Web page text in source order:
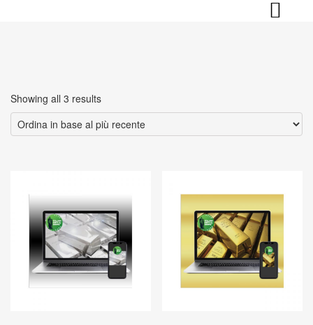
Showing all 3 resultsOrdina
in
base
al